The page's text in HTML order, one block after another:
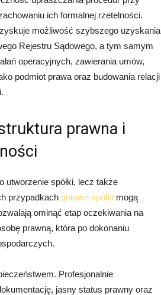
ich formalnej rzetelności.
możliwość szybszego uzyskania
Rejestru Sądowego, a tym samym
operacyjnych, zawierania umów,
podmiot prawa oraz budowania relacji
prawna i
utworzenie spółki, lecz także
przypadkach gotowe spółki mogą
ominąć etap oczekiwania na
prawną, która po dokonaniu
Profesjonalnie
jasny status prawny oraz